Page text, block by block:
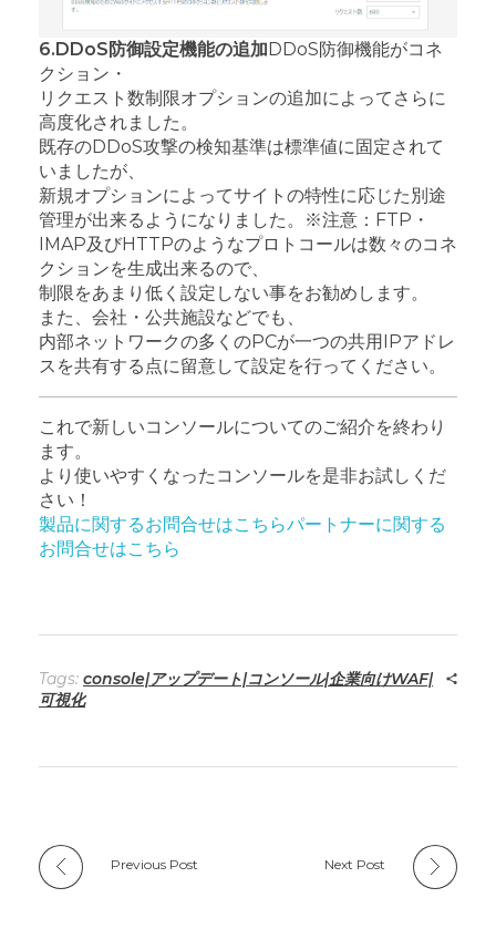
6.DDoS防御設定機能の追加DDoS防御機能がコネ
クション・
リクエスト数制限オプションの追加によってさらに
高度化されました。
既存のDDoS攻撃の検知基準は標準値に固定されて
いましたが、
新規オプションによってサイトの特性に応じた別途
管理が出来るようになりました。
※注意：FTP・
IMAP及びHTTPのようなプロトコールは数々のコネ
クションを生成出来るので、
制限をあまり低く設定しない事をお勧めします。
また、会社・公共施設などでも、
内部ネットワークの多くのPCが一つの共用IPアドレ
スを共有する点に留意して設定を行ってください。
これで新しいコンソールについてのご紹介を終わり
ます。
より使いやすくなったコンソールを是非お試しくだ
さい！
製品に関するお問合せはこちらパートナーに関する
お問合せはこちら
Tags: console|アップデート|コンソール|企業向けWAF|
可視化
Previous Post Next Post